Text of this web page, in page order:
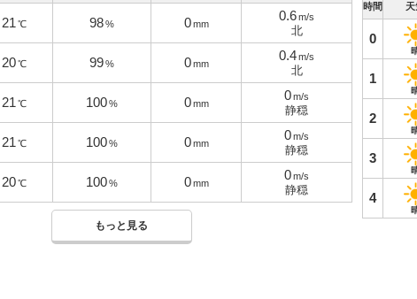
21 ℃ 98% 0 mm
0.6m/s
北
20℃ 99% 0 mm
0.4m/s
北
21 ℃ 100% 0 mm
0m/s
静穏
21 ℃ 100% 0 mm
0m/s
静穏
20℃ 100% 0 mm
0m/s
静穏
もっと見る
時間
0
1
2
3
4